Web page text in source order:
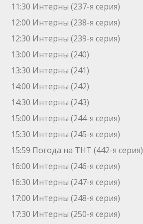
11:30 Интерны (237-я серия)
12:00 Интерны (238-я серия)
12:30 Интерны (239-я серия)
13:00 Интерны (240)
13:30 Интерны (241)
14:00 Интерны (242)
14:30 Интерны (243)
15:00 Интерны (244-я серия)
15:30 Интерны (245-я серия)
15:59 Погода на ТНТ (442-я серия)
16:00 Интерны (246-я серия)
16:30 Интерны (247-я серия)
17:00 Интерны (248-я серия)
17:30 Интерны (250-я серия)